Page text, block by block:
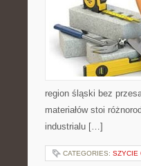
region śląski bez
materiałów stoi
industrialu […]
CATEGORIES: SZYCIE